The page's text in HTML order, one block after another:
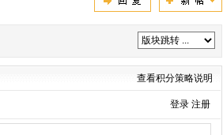
查看积分策略说明
登录 注册